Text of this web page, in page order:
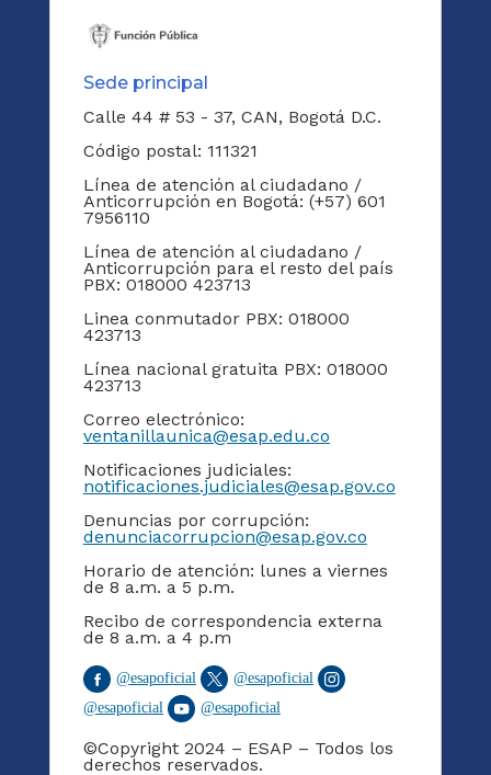
Sede principal
Calle 44 # 53 - 37, CAN, Bogotá D.C.
Código postal: 111321
Línea de atención al ciudadano /
Anticorrupción en Bogotá: (+57) 601
7956110
Línea de atención al ciudadano /
Anticorrupción para el resto del país
PBX: 018000 423713
Linea conmutador PBX: 018000
423713
Línea nacional gratuita PBX: 018000
423713
Correo electrónico:
ventanillaunica@esap.edu.co
Notificaciones judiciales:
notificaciones.judiciales@esap.gov.co
Denuncias por corrupción:
denunciacorrupcion@esap.gov.co
Horario de atención: lunes a viernes
de 8 a.m. a 5 p.m.
Recibo de correspondencia externa
de 8 a.m. a 4 p.m
@esapoficial @esapoficial
@esapoficial @esapoficial
©Copyright 2024 – ESAP – Todos los
derechos reservados.